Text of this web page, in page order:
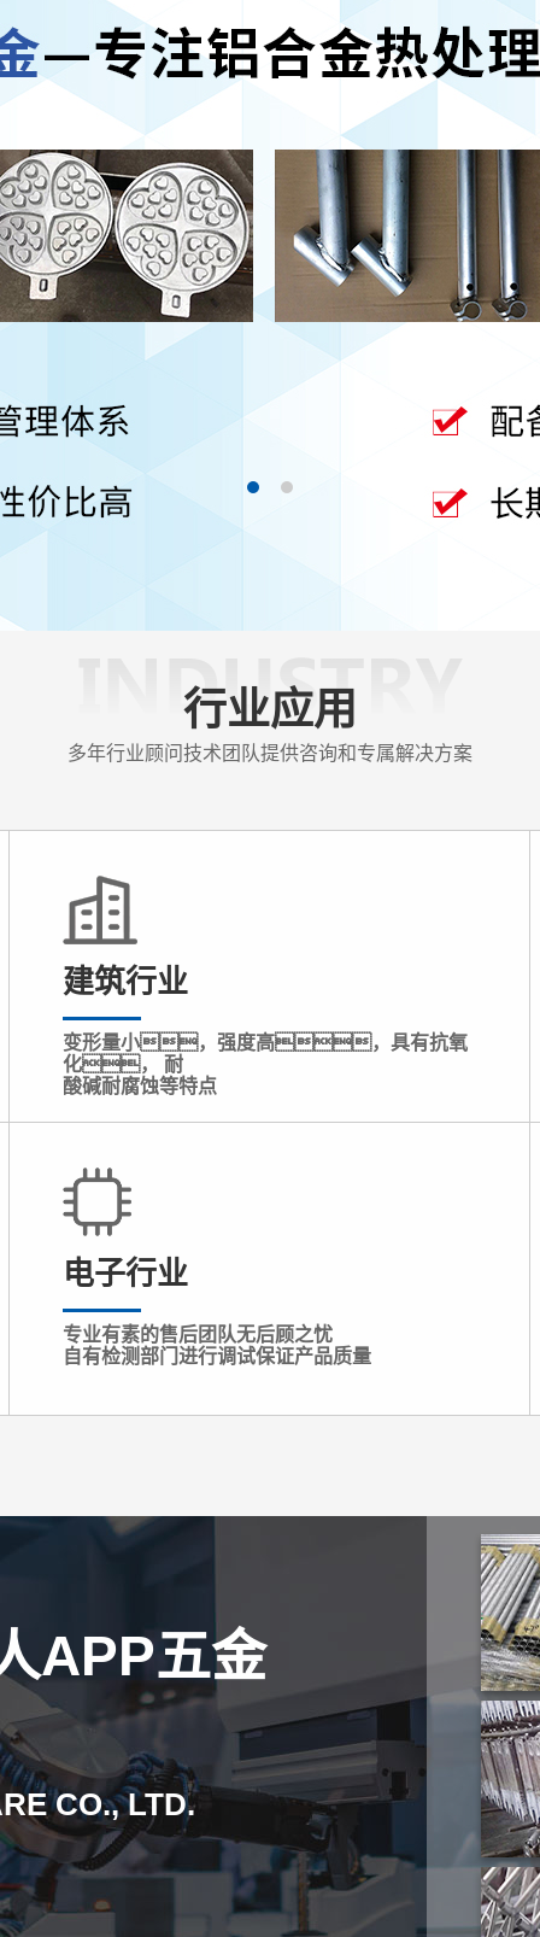
堂污视频
理厂
功能好，高温
高 抗氧化、抗热震
查看更多 >
行业应用
多年行业顾问技术团队提供咨询和专属解决方案
建筑行业
变形量小，强度高，具有抗氧
化， 耐
酸碱耐腐蚀等特点
电子行业
专业有素的售后团队无后顾之忧
自有检测部门进行调试保证产品质量
APP五金
CO., LTD.